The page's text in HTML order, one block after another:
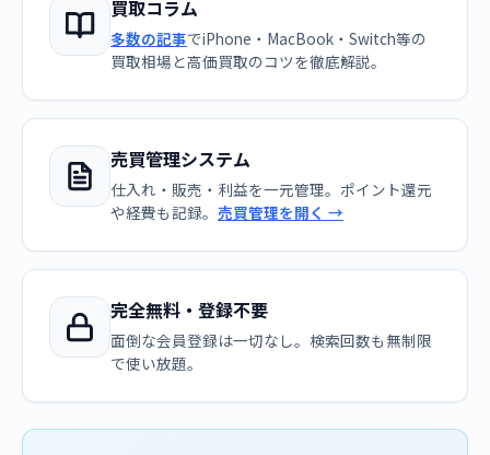
買取コラム
多数の記事でiPhone・MacBook・Switch等の
買取相場と高価買取のコツを徹底解説。
売買管理システム
仕入れ・販売・利益を一元管理。ポイント還元
や経費も記録。 売買管理を開く →
完全無料・登録不要
面倒な会員登録は一切なし。検索回数も無制限
で使い放題。